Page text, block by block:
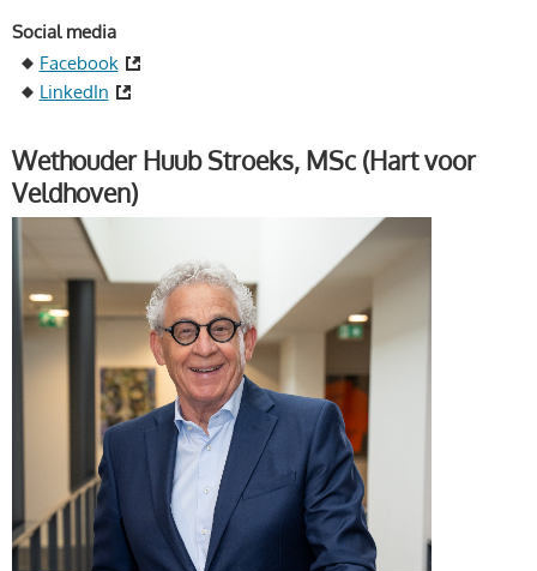
Social media
Facebook
LinkedIn
Wethouder Huub Stroeks, MSc (Hart voor
Veldhoven)